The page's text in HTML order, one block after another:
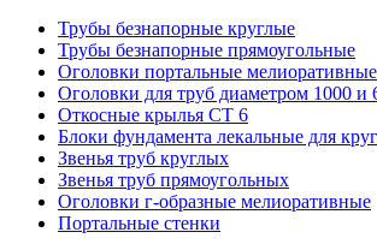
Трубы безнапорные круглые
Трубы безнапорные прямоугольные
Оголовки портальные мелиоративные
Оголовки для труб диаметром 1000 и
Откосные крылья СТ 6
Блоки фундамента лекальные для
Звенья труб круглых
Звенья труб прямоугольных
Оголовки г-образные мелиоративные
Портальные стенки